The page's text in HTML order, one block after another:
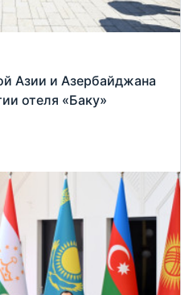
Азии и Азербайджана
отеля «Баку»